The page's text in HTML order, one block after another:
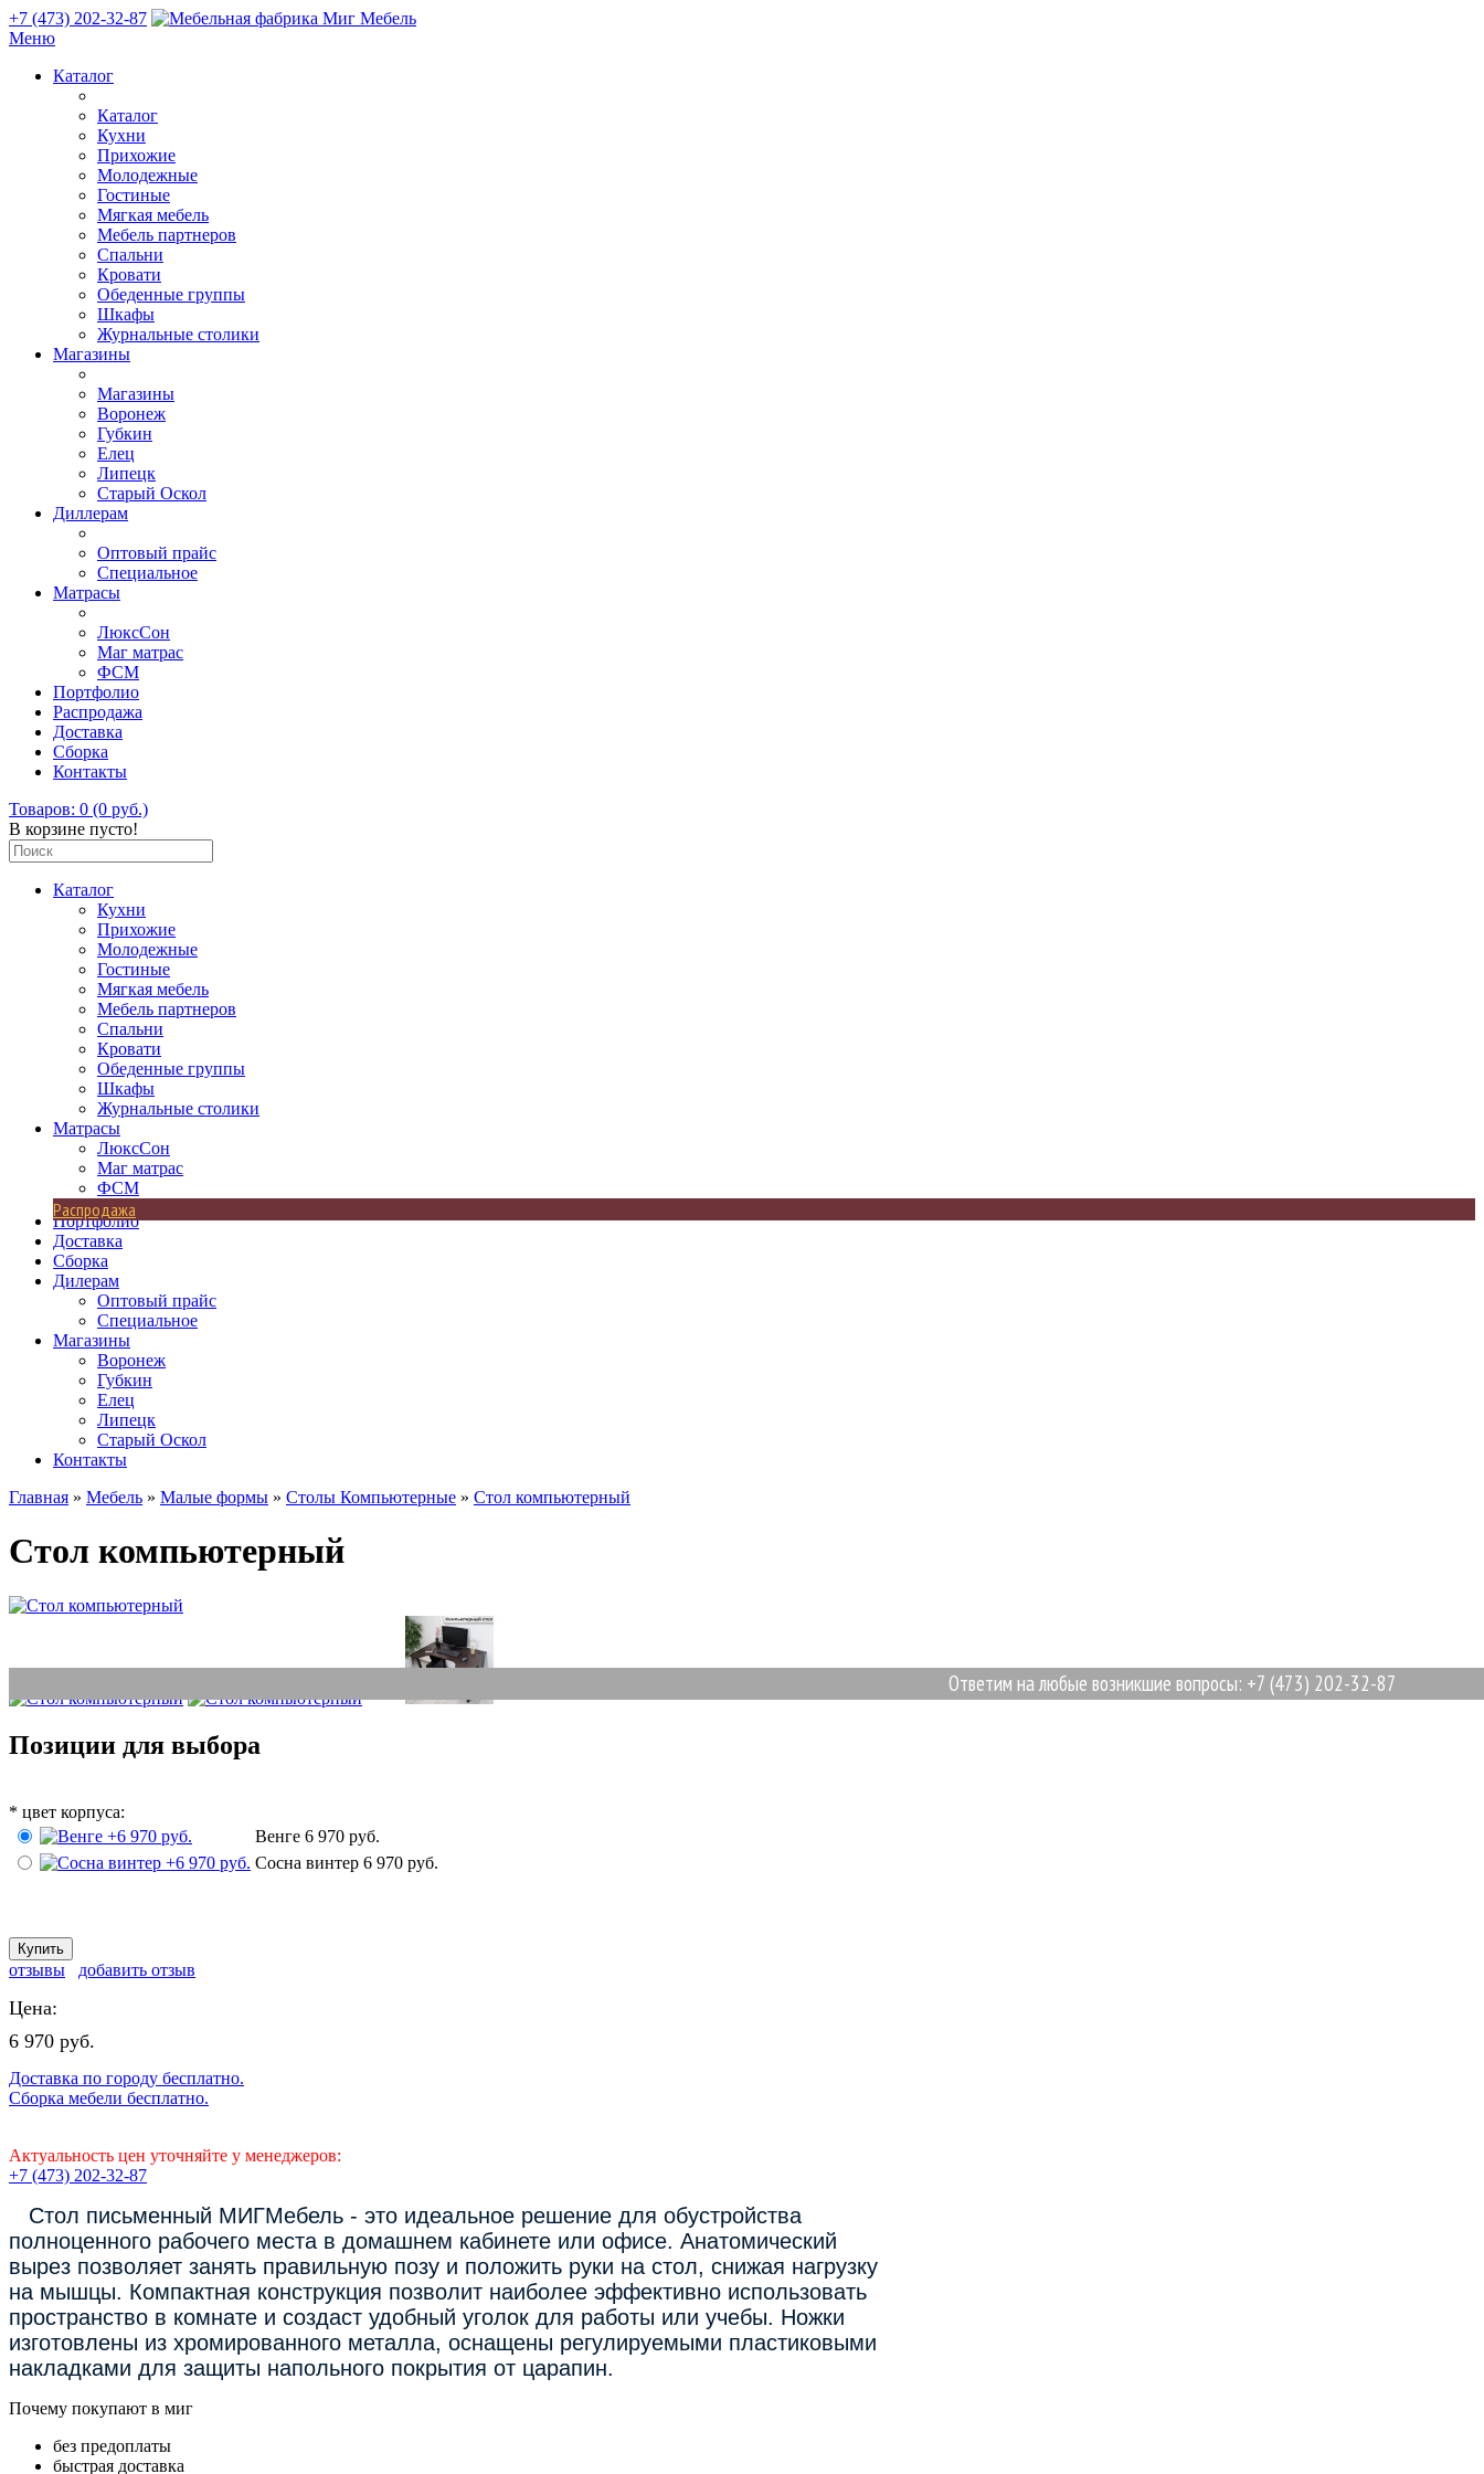
+7 (473) 202-32-87
Меню
Каталог
Каталог
Кухни
Прихожие
Молодежные
Гостиные
Мягкая мебель
Мебель партнеров
Спальни
Кровати
Обеденные группы
Шкафы
Журнальные столики
Магазины
Магазины
Воронеж
Губкин
Елец
Липецк
Старый Оскол
Диллерам
Оптовый прайс
Специальное
Матрасы
ЛюксСон
Маг матрас
ФСМ
Портфолио
Распродажа
Доставка
Сборка
Контакты
Товаров: 0 (0 руб.)
В корзине пусто!
Каталог
Кухни
Прихожие
Молодежные
Гостиные
Мягкая мебель
Мебель партнеров
Спальни
Кровати
Обеденные группы
Шкафы
Журнальные столики
Матрасы
ЛюксСон
Маг матрас
ФСМ
Распродажа
Портфолио
Доставка
Сборка
Дилерам
Оптовый прайс
Специальное
Магазины
Воронеж
Губкин
Елец
Липецк
Старый Оскол
Контакты
Ответим на любые возникшие вопросы: +7 (473) 202-32-87
Главная » Мебель » Малые формы » Столы Компьютерные » Стол компьютерный
Стол компьютерный
Позиции для выбора
* цвет корпуса:
Венге 6 970 руб.
Сосна винтер 6 970 руб.
отзывы добавить отзыв
Цена:
6 970 руб.
Доставка по городу бесплатно.
Сборка мебели бесплатно.
Актуальность цен уточняйте у менеджеров:
+7 (473) 202-32-87
Стол письменный МИГМебель - это идеальное решение для обустройства
полноценного рабочего места в домашнем кабинете или офисе. Анатомический
вырез позволяет занять правильную позу и положить руки на стол, снижая нагрузку
на мышцы. Компактная конструкция позволит наиболее эффективно использовать
пространство в комнате и создаст удобный уголок для работы или учебы. Ножки
изготовлены из хромированного металла, оснащены регулируемыми пластиковыми
накладками для защиты напольного покрытия от царапин.
Почему покупают в миг
без предоплаты
быстрая доставка